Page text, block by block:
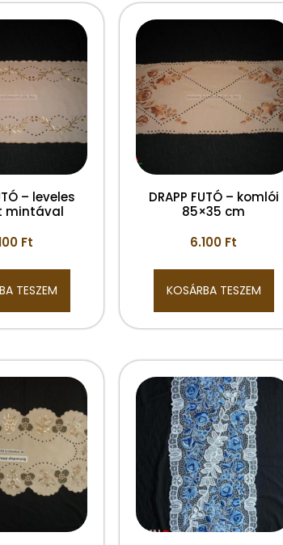
– leveles
mintával
Ft
TESZEM
DRAPP FUTÓ – komlói
85×35 cm
6.100 Ft
KOSÁRBA TESZEM